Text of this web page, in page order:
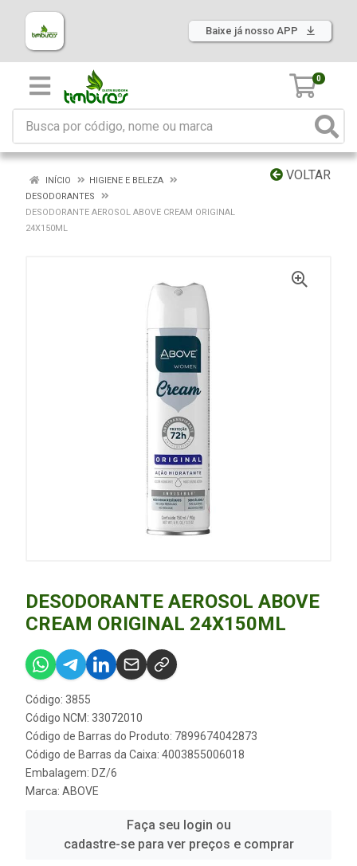
Baixe já nosso APP
0
VOLTAR
INÍCIO
HIGIENE E BELEZA
DESODORANTES
DESODORANTE AEROSOL ABOVE CREAM ORIGINAL
24X150ML
DESODORANTE AEROSOL ABOVE
CREAM ORIGINAL 24X150ML
Código: 3855
Código NCM: 33072010
Código de Barras do Produto: 7899674042873
Código de Barras da Caixa: 4003855006018
Embalagem: DZ/6
Marca: ABOVE
Faça seu login ou
cadastre-se para ver preços e comprar